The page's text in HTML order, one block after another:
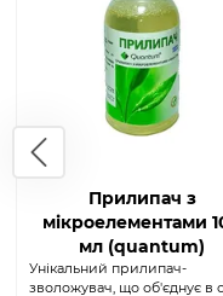
Прилипач з
мікроелементами
мл (quantum)
Унікальний прилипач-
зволожувач, що об'єднує в